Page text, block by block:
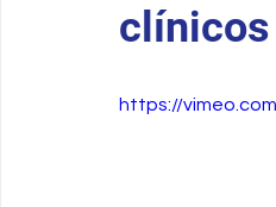
clínicos
https://